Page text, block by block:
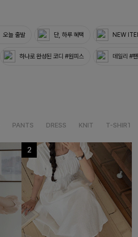
오늘 출발 단, 하루 혜택 NEW
하나로 완성된 코디 #원피스 데일리 #
PANTS DRESS KNIT T-SHIRT